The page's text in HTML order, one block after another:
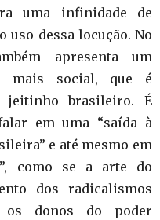
uma infinidade de
uso dessa locução. No
apresenta um
mais social, que é
jeitinho brasileiro. É
em uma “saída à
e até mesmo em
como se a arte do
dos radicalismos
donos do poder